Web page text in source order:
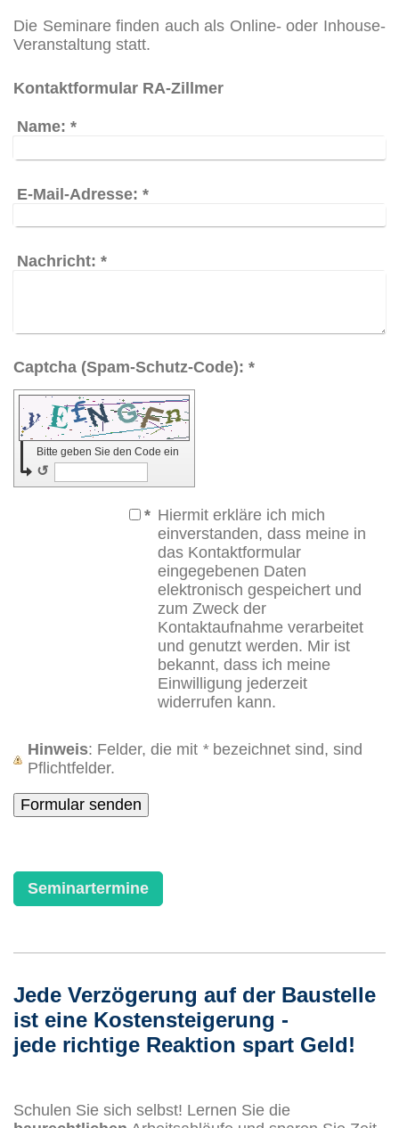
Die Seminare finden auch als Online- oder Inhouse-
Veranstaltung statt.
Kontaktformular RA-Zillmer
Name: *
E-Mail-Adresse: *
Nachricht: *
Captcha (Spam-Schutz-Code): *
Bitte geben Sie den Code ein
↺
* Hiermit erkläre ich mich
einverstanden, dass meine in
das Kontaktformular
eingegebenen Daten
elektronisch gespeichert und
zum Zweck der
Kontaktaufnahme verarbeitet
und genutzt werden. Mir ist
bekannt, dass ich meine
Einwilligung jederzeit
widerrufen kann.
Hinweis : Felder, die mit *bezeichnet sind, sind
Pflichtfelder.
Seminartermine
Jede Verzögerung auf der Baustelle
ist eine Kostensteigerung -
jede richtige Reaktion spart Geld!
Schulen Sie sich selbst! Lernen Sie die